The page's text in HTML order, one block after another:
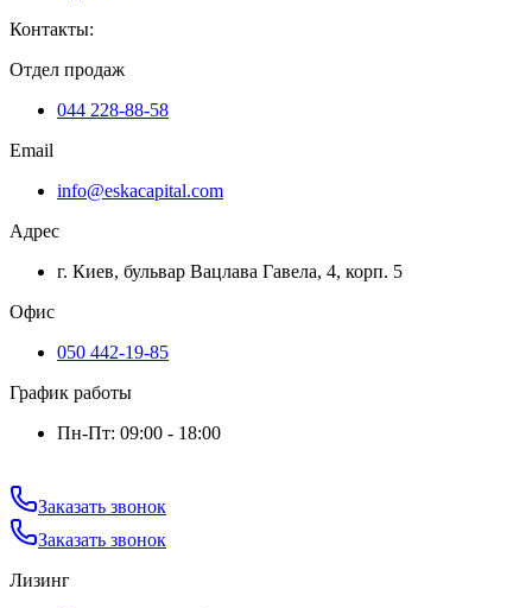
Контакты:
Отдел продаж
044 228-88-58
Email
info@eskacapital.com
Адрес
г. Киев, бульвар Вацлава Гавела, 4, корп. 5
Офис
050 442-19-85
График работы
Пн-Пт: 09:00 - 18:00
Заказать звонок
Заказать звонок
Лизинг